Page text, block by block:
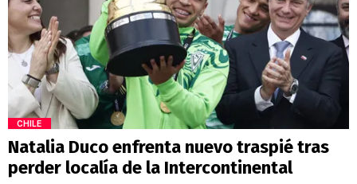
CHILE
Natalia Duco enfrenta nuevo traspié tras
perder localía de la Intercontinental